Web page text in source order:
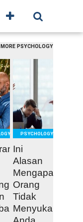
MORE PSYCHOLOGY
MORE
PSYCHOLOGY
Ini
Alasan
Mengapa
Orang
Tidak
Menyukai